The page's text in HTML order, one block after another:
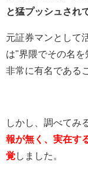
と猛プッシュされ
元証券マンとして
は"界隈でその名を
非常に有名である
しかし、調べてみ
報が無く、実在す
覚しました。